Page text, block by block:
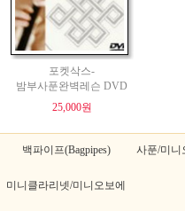
포켓삭스-
밤부사푼완벽레슨 DVD
25,000원
백파이프(Bagpipes)
미니클라리넷/미니오보에